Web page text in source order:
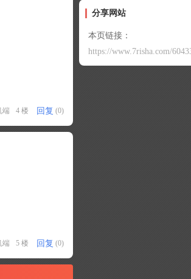
端 4 楼 回复 (0)
端 5 楼 回复 (0)
分享网站
本页链接：
https://www.7risha.com/